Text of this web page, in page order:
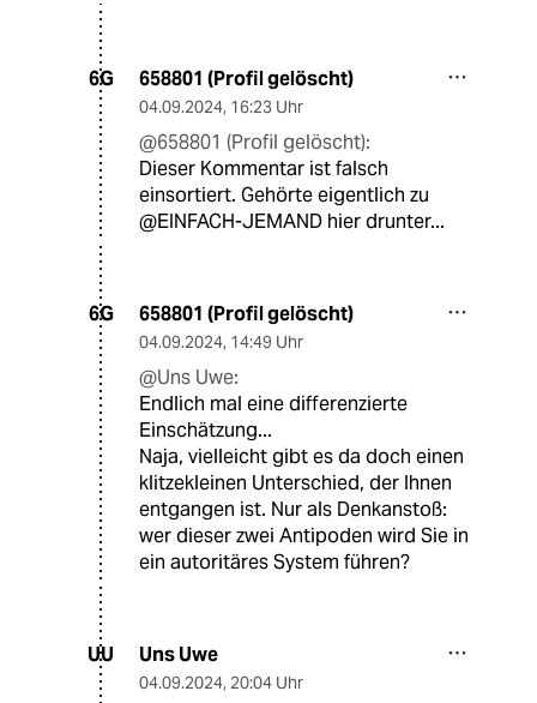
6G 658801 (Profil gelöscht)
04.09.2024, 16:23 Uhr
@658801 (Profil gelöscht):
Dieser Kommentar ist falsch
einsortiert. Gehörte eigentlich zu
@EINFACH-JEMAND hier drunter...
6G 658801 (Profil gelöscht)
04.09.2024, 14:49 Uhr
@Uns Uwe:
Endlich mal eine differenzierte
Einschätzung...
Naja, vielleicht gibt es da doch einen
klitzekleinen Unterschied, der Ihnen
entgangen ist. Nur als Denkanstoß:
wer dieser zwei Antipoden wird Sie in
ein autoritäres System führen?
UU Uns Uwe
04.09.2024, 20:04 Uhr